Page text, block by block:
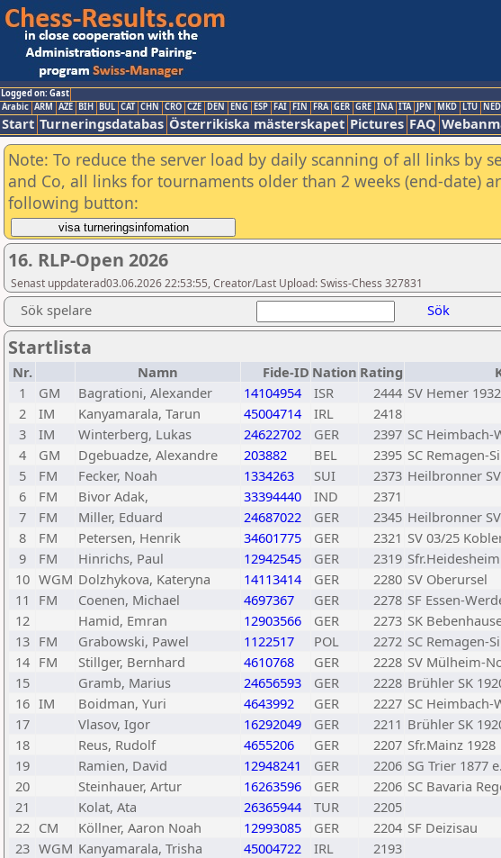
Logged on: Gast
Arabic ARM AZE BIH BUL CAT CHN CRO CZE DEN ENG ESP FAI FIN FRA GER GRE INA ITA JPN MKD LTU NED
Start Turneringsdatabas Österrikiska mästerskapet Pictures FAQ
Note: To reduce the server load by daily scanning of all links by
and Co, all links for tournaments older than 2 weeks (end-date)
following button:
16. RLP-Open 2026
Senast uppdaterad03.06.2026 22:53:55, Creator/Last Upload: Swiss-Chess 327831
Sök spelare Sök
Startlista
Nr. Namn Fide-ID Nation Rating
1
GM Bagrationi, Alexander 14104954 ISR 2444 SV Hemer
2
IM Kanyamarala, Tarun 45004714 IRL
2418
3
IM Winterberg, Lukas 24622702 GER 2397 SC Heimbach-
4
GM Dgebuadze, Alexandre 203882 BEL 2395 SC Remagen-
5
FM Fecker, Noah 1334263 SUI 2373 Heilbronner SV
6
FM Bivor Adak, 33394440 IND
2371
7
FM Miller, Eduard 24687022 GER 2345 Heilbronner SV
8
FM Petersen, Henrik 34601775 GER 2321 SV 03/25
9
FM Hinrichs, Paul 12942545 GER 2319 Sfr.Heidesheim
10 WGM Dolzhykova, Kateryna 14113414 GER 2280 SV Oberursel
11
FM Coenen, Michael 4697367 GER 2278 SF Essen-
12
Hamid, Emran 12903566 GER 2273 SK
13 FM Grabowski, Pawel 1122517 POL 2272 SC Remagen-
14 FM Stillger, Bernhard 4610768 GER 2228 SV Mülheim-
15
Gramb, Marius 24656593 GER 2228 Brühler SK
16 IM Boidman, Yuri 4643992 GER 2227 SC Heimbach-
17
Vlasov, Igor 16292049 GER 2211 Brühler SK
18
Reus, Rudolf 4655206 GER 2207 Sfr.Mainz 1928
19
Ramien, David 12948241 GER 2206 SG Trier 1877
20
Steinhauer, Artur 16263596 GER 2206 SC Bavaria
21
Kolat, Ata 26365944 TUR
2205
22 CM Köllner, Aaron Noah 12993085 GER 2204 SF Deizisau
23 WGM Kanyamarala, Trisha 45004722 IRL
2193